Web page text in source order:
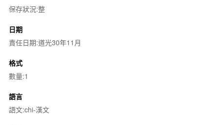
保存狀況:整
日期
責任日期:道光30年11月
格式
數量:1
語言
語文:chi-漢文